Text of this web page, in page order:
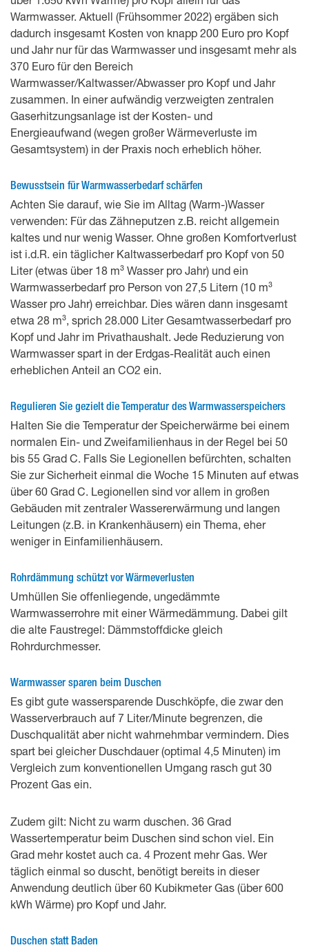
Warmwasser. Aktuell (Frühsommer 2022) ergäben sich
dadurch insgesamt Kosten von knapp 200 Euro pro Kopf
und Jahr nur für das Warmwasser und insgesamt mehr als
370 Euro für den Bereich
Warmwasser/Kaltwasser/Abwasser pro Kopf und Jahr
zusammen. In einer aufwändig verzweigten zentralen
Gaserhitzungsanlage ist der Kosten- und
Energieaufwand (wegen großer Wärmeverluste im
Gesamtsystem) in der Praxis noch erheblich höher.
Bewusstsein für Warmwasserbedarf schärfen
Achten Sie darauf, wie Sie im Alltag (Warm-)Wasser
verwenden: Für das Zähneputzen z.B. reicht allgemein
kaltes und nur wenig Wasser. Ohne großen Komfortverlust
ist i.d.R. ein täglicher Kaltwasserbedarf pro Kopf von 50
Liter (etwas über 18 m³ Wasser pro Jahr) und ein
Warmwasserbedarf pro Person von 27,5 Litern (10 m³
Wasser pro Jahr) erreichbar. Dies wären dann insgesamt
etwa 28 m³, sprich 28.000 Liter Gesamtwasserbedarf pro
Kopf und Jahr im Privathaushalt. Jede Reduzierung von
Warmwasser spart in der Erdgas-Realität auch einen
erheblichen Anteil an CO2 ein.
Regulieren Sie gezielt die Temperatur des Warmwasserspeichers
Halten Sie die Temperatur der Speicherwärme bei einem
normalen Ein- und Zweifamilienhaus in der Regel bei 50
bis 55 Grad C. Falls Sie Legionellen befürchten, schalten
Sie zur Sicherheit einmal die Woche 15 Minuten auf etwas
über 60 Grad C. Legionellen sind vor allem in großen
Gebäuden mit zentraler Wassererwärmung und langen
Leitungen (z.B. in Krankenhäusern) ein Thema, eher
weniger in Einfamilienhäusern.
Rohrdämmung schützt vor Wärmeverlusten
Umhüllen Sie offenliegende, ungedämmte
Warmwasserrohre mit einer Wärmedämmung. Dabei gilt
die alte Faustregel: Dämmstoffdicke gleich
Rohrdurchmesser.
Warmwasser sparen beim Duschen
Es gibt gute wassersparende Duschköpfe, die zwar den
Wasserverbrauch auf 7 Liter/Minute begrenzen, die
Duschqualität aber nicht wahrnehmbar vermindern. Dies
spart bei gleicher Duschdauer (optimal 4,5 Minuten) im
Vergleich zum konventionellen Umgang rasch gut 30
Prozent Gas ein.
Zudem gilt: Nicht zu warm duschen. 36 Grad
Wassertemperatur beim Duschen sind schon viel. Ein
Grad mehr kostet auch ca. 4 Prozent mehr Gas. Wer
täglich einmal so duscht, benötigt bereits in dieser
Anwendung deutlich über 60 Kubikmeter Gas (über 600
kWh Wärme) pro Kopf und Jahr.
Duschen statt Baden